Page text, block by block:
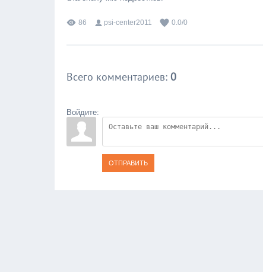
86 psi-center2011 0.0/0
Всего комментариев: 0
Войдите:
ОТПРАВИТЬ